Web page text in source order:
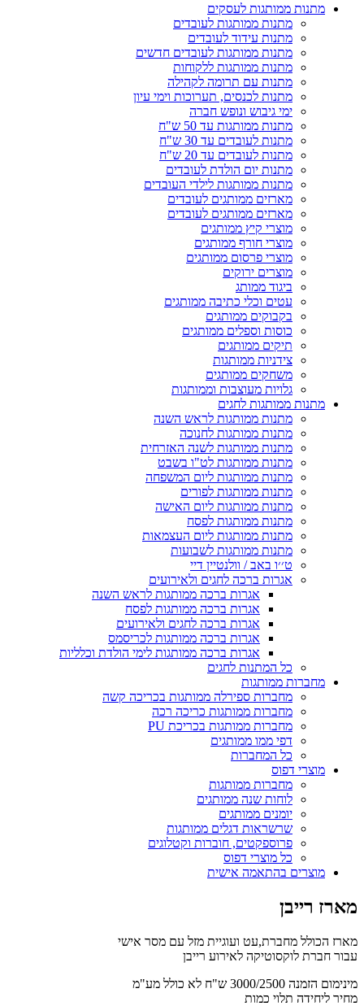
מתנות ממותגות לעסקים
מתנות ממותגות לעובדים
מתנות עידוד לעובדים
מתנות ממותגות לעובדים חדשים
מתנות ממותגות ללקוחות
מתנות עם תרומה לקהילה
מתנות לכנסים, תערוכות וימי עיון
ימי גיבוש ונופש חברה
מתנות ממותגות עד 50 ש"ח
מתנות לעובדים עד 30 ש"ח
מתנות לעובדים עד 20 ש"ח
מתנות יום הולדת לעובדים
מתנות ממותגות לילדי העובדים
מארזים ממותגים לעובדים
מארזים ממותגים לעובדים
מוצרי קיץ ממותגים
מוצרי חורף ממותגים
מוצרי פרסום ממותגים
מוצרים ירוקים
ביגוד ממותג
עטים וכלי כתיבה ממותגים
בקבוקים ממותגים
כוסות וספלים ממותגים
תיקים ממותגים
צידניות ממותגות
משחקים ממותגים
גלויות מעוצבות וממותגות
מתנות ממותגות לחגים
מתנות ממותגות לראש השנה
מתנות ממותגות לחנוכה
מתנות ממותגות לשנה האזרחית
מתנות ממותגות לט"ו בשבט
מתנות ממותגות ליום המשפחה
מתנות ממותגות לפורים
מתנות ממותגות ליום האישה
מתנות ממותגות לפסח
מתנות ממותגות ליום העצמאות
מתנות ממותגות לשבועות
ט׳׳ו באב / וולנטיין דיי
אגרות ברכה לחגים ולאירועים
אגרות ברכה ממותגות לראש השנה
אגרות ברכה ממותגות לפסח
אגרות ברכה לחגים ולאירועים
אגרות ברכה ממותגות לכריסמס
אגרות ברכה ממותגות לימי הולדת וכלליות
כל המתנות לחגים
מחברות ממותגות
מחברות ספירלה ממותגות בכריכה קשה
מחברות ממותגות כריכה רכה
מחברות ממותגות בכריכת PU
דפי ממו ממותגים
כל המחברות
מוצרי דפוס
מחברות ממותגות
לוחות שנה ממותגים
יומנים ממותגים
שרשראות דגלים ממותגות
פרוספקטים, חוברות וקטלוגים
כל מוצרי דפוס
מוצרים בהתאמה אישית
מארז רייבן
מארז הכולל מחברת,עט ועוגיית מזל עם מסר אישי
עבור חברת לוקסוטיקה לאירוע רייבן
מינימום הזמנה 3000/2500 ש"ח לא כולל מע"מ
מחיר ליחידה תלוי כמות